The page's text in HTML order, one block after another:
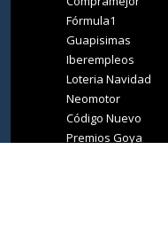
Fórmula1
Guapisimas
Iberempleos
Loteria Navidad
Neomotor
Código Nuevo
Premios Goya